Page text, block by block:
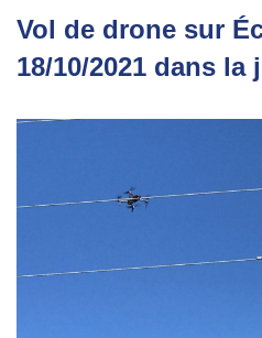
Vol de drone sur
18/10/2021 dans la